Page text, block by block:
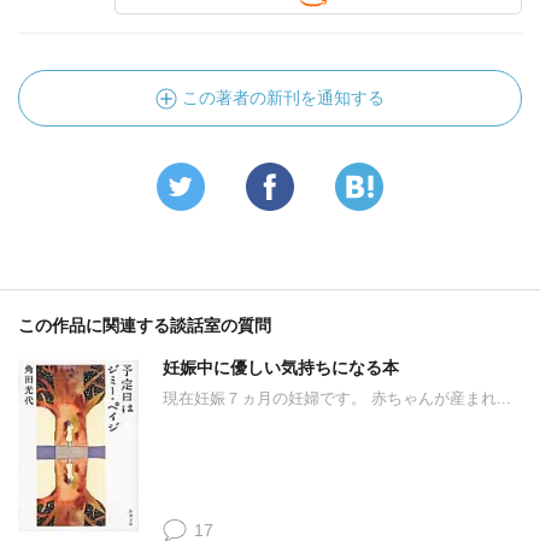
この著者の新刊を通知する
この作品に関連する談話室の質問
妊娠中に優しい気持ちになる本
現在妊娠７ヵ月の妊婦です。 赤ちゃんが産まれ...
17